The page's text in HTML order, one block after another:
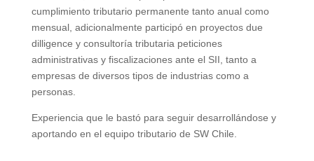
cumplimiento tributario permanente tanto anual como
mensual, adicionalmente participó en proyectos due
dilligence y consultoría tributaria peticiones
administrativas y fiscalizaciones ante el SII, tanto a
empresas de diversos tipos de industrias como a
personas.
Experiencia que le bastó para seguir desarrollándose y
aportando en el equipo tributario de SW Chile.